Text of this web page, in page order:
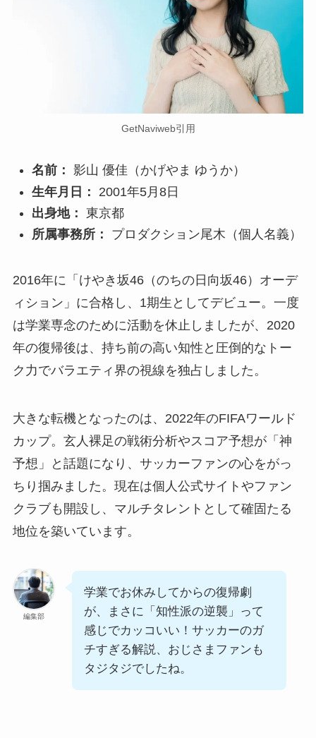
GetNaviweb引用
名前： 影山 優佳（かげやま ゆうか）
生年月日：
2001年5月8日
出身地： 東京都
所属事務所：
プロダクション尾木（個人名義）
2016年に「けやき坂46（のちの日向坂46）オーデ
ィション」に合格し、1期生としてデビュー。一度
は学業専念のために活動を休止しましたが、2020
年の復帰後は、持ち前の高い知性と圧倒的なトー
ク力でバラエティ界の視線を独占しました。
大きな転機となったのは、2022年のFIFAワールド
カップ。玄人裸足の戦術分析やスコア予想が「神
予想」と話題になり、サッカーファンの心をがっ
ちり掴みました。現在は個人公式サイトやファン
クラブも開設し、マルチタレントとして確固たる
地位を築いています。
編集部
学業でお休みしてからの復帰劇
が、まさに「知性派の逆襲」って
感じでカッコいい！サッカーのガ
チすぎる解説、おじさまファンも
タジタジでしたね。